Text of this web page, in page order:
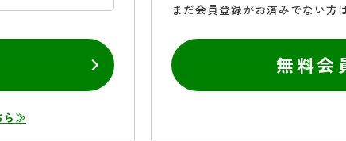
ら≫
まだ会員登録がお済みでない方
無料会